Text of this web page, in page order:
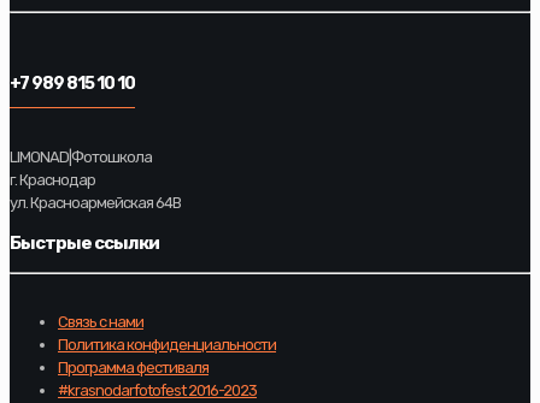
+7 989 815 10 10
LIMONAD|Фотошкола
г. Краснодар
ул. Красноармейская 64В
Быстрые ссылки
Связь с нами
Политика конфиденциальности
Программа фестиваля
#krasnodarfotofest 2016-2023